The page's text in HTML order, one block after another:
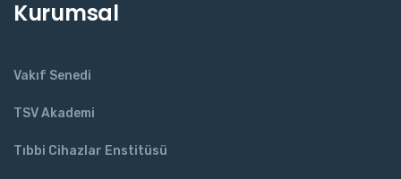
Kurumsal
Vakıf Senedi
TSV Akademi
Tıbbi Cihazlar Enstitüsü